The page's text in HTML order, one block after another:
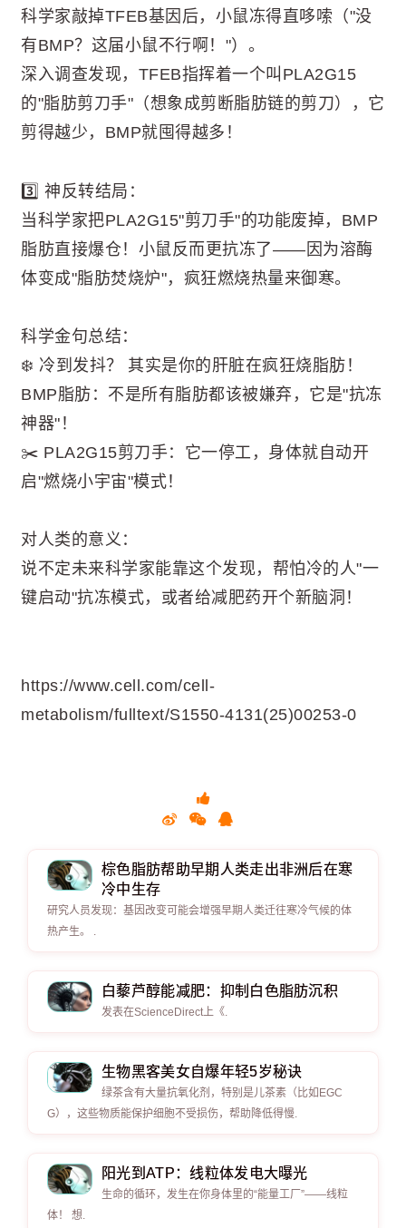
科学家敲掉TFEB基因后，小鼠冻得直哆嗦（"没
有BMP？这届小鼠不行啊！"）。
深入调查发现，TFEB指挥着一个叫PLA2G15
的"脂肪剪刀手"（想象成剪断脂肪链的剪刀），它
剪得越少，BMP就囤得越多！
3️⃣ 神反转结局：
当科学家把PLA2G15"剪刀手"的功能废掉，BMP
脂肪直接爆仓！小鼠反而更抗冻了——因为溶酶
体变成"脂肪焚烧炉"，疯狂燃烧热量来御寒。
科学金句总结：
❄️ 冷到发抖？ 其实是你的肝脏在疯狂烧脂肪！
BMP脂肪：不是所有脂肪都该被嫌弃，它是"抗冻
神器"！
✂️ PLA2G15剪刀手：它一停工，身体就自动开
启"燃烧小宇宙"模式！
对人类的意义：
说不定未来科学家能靠这个发现，帮怕冷的人"一
键启动"抗冻模式，或者给减肥药开个新脑洞！
https://www.cell.com/cell-
metabolism/fulltext/S1550-4131(25)00253-0
棕色脂肪帮助早期人类走出非洲后在寒
冷中生存
研究人员发现：基因改变可能会增强早期人类迁往寒冷气候的体
热产生。 .
白藜芦醇能减肥：抑制白色脂肪沉积
发表在ScienceDirect上《.
生物黑客美女自爆年轻5岁秘诀
绿茶含有大量抗氧化剂，特别是儿茶素（比如EGC
G），这些物质能保护细胞不受损伤，帮助降低得慢.
阳光到ATP：线粒体发电大曝光
生命的循环，发生在你身体里的“能量工厂”——线粒
体！ 想.